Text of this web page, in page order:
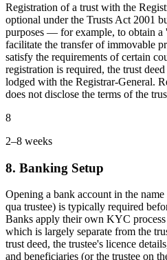
Registration of a trust with the
optional under the Trusts Act 2001
purposes — for example, to obtain a
facilitate the transfer of immovable
satisfy the requirements of certain
registration is required, the trust
lodged with the Registrar-General.
does not disclose the terms of the
8
2–8 weeks
8. Banking Setup
Opening a bank account in the
qua trustee) is typically required
Banks apply their own KYC process
which is largely separate from the
trust deed, the trustee's licence
and beneficiaries (or the trustee on